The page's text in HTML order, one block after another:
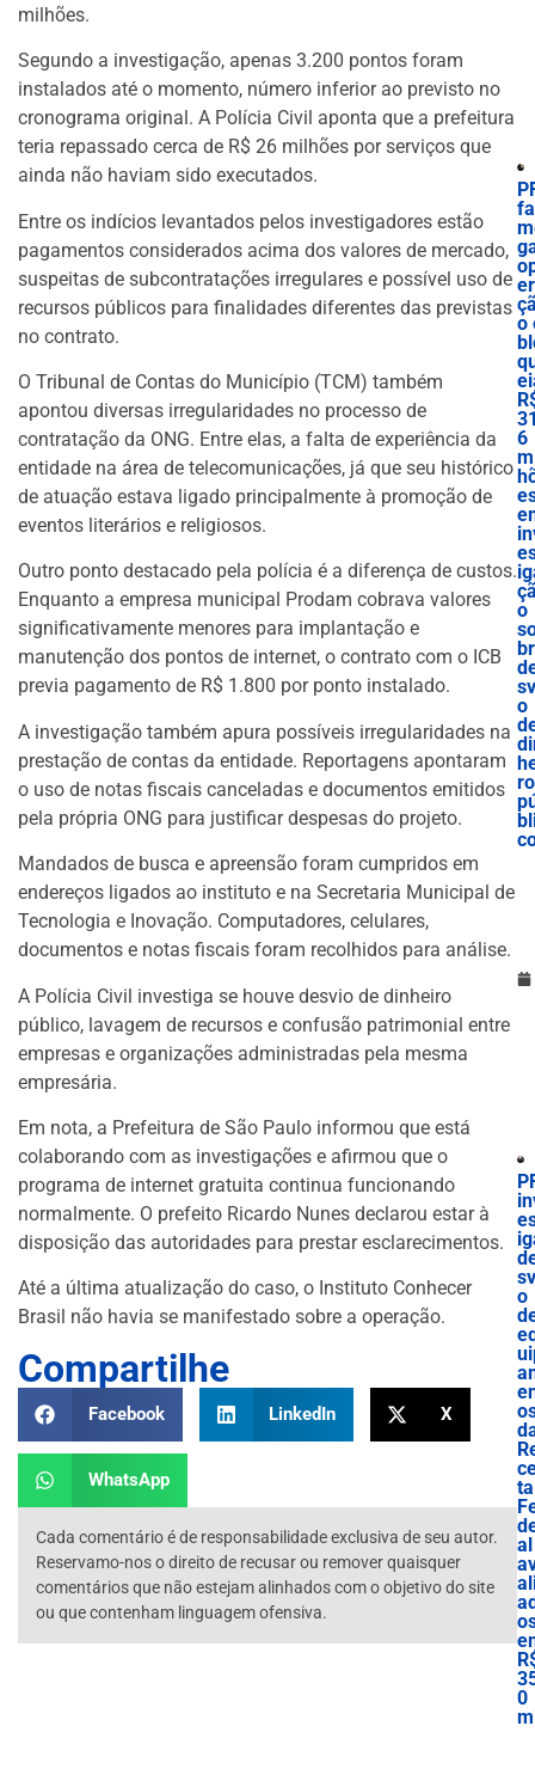
milhões.
Segundo a investigação, apenas 3.200 pontos foram
instalados até o momento, número inferior ao previsto no
cronograma original. A Polícia Civil aponta que a prefeitura
teria repassado cerca de R$ 26 milhões por serviços que
ainda não haviam sido executados.
Entre os indícios levantados pelos investigadores estão
pagamentos considerados acima dos valores de mercado,
suspeitas de subcontratações irregulares e possível uso de
recursos públicos para finalidades diferentes das previstas
no contrato.
O Tribunal de Contas do Município (TCM) também
apontou diversas irregularidades no processo de
contratação da ONG. Entre elas, a falta de experiência da
entidade na área de telecomunicações, já que seu histórico
de atuação estava ligado principalmente à promoção de
eventos literários e religiosos.
Outro ponto destacado pela polícia é a diferença de custos.
Enquanto a empresa municipal Prodam cobrava valores
significativamente menores para implantação e
manutenção dos pontos de internet, o contrato com o ICB
previa pagamento de R$ 1.800 por ponto instalado.
A investigação também apura possíveis irregularidades na
prestação de contas da entidade. Reportagens apontaram
o uso de notas fiscais canceladas e documentos emitidos
pela própria ONG para justificar despesas do projeto.
Mandados de busca e apreensão foram cumpridos em
endereços ligados ao instituto e na Secretaria Municipal de
Tecnologia e Inovação. Computadores, celulares,
documentos e notas fiscais foram recolhidos para análise.
A Polícia Civil investiga se houve desvio de dinheiro
público, lavagem de recursos e confusão patrimonial entre
empresas e organizações administradas pela mesma
empresária.
Em nota, a Prefeitura de São Paulo informou que está
colaborando com as investigações e afirmou que o
programa de internet gratuita continua funcionando
normalmente. O prefeito Ricardo Nunes declarou estar à
disposição das autoridades para prestar esclarecimentos.
Até a última atualização do caso, o Instituto Conhecer
Brasil não havia se manifestado sobre a operação.
Compartilhe
Facebook LinkedIn X
WhatsApp
Cada comentário é de responsabilidade exclusiva de seu autor.
Reservamo-nos o direito de recusar ou remover quaisquer
comentários que não estejam alinhados com o objetivo do site
ou que contenham linguagem ofensiva.
o
6
o
o
ro
o
ta
al
0